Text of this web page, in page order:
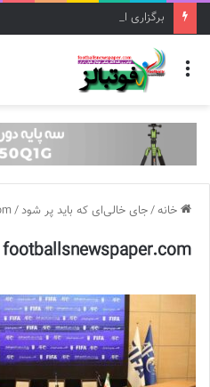
برگزاری اردوی تیم ملی فوتبال
منو
خانه/جای خالی‌ای که باید پر شود/
footballsnewspaper.com